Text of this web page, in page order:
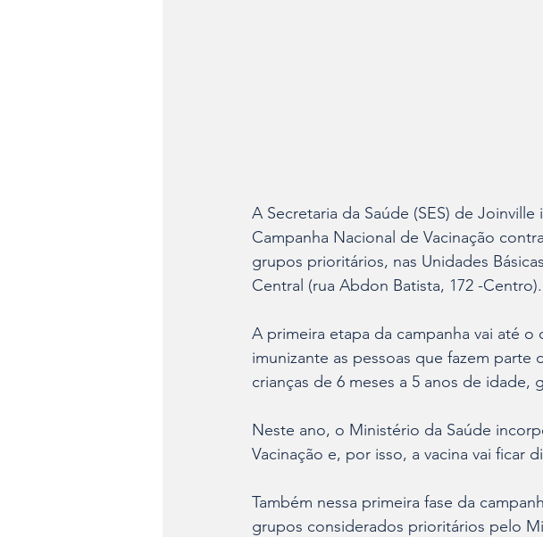
A Secretaria da Saúde (SES) de
Campanha Nacional de Vacinação
grupos prioritários, nas Unidades
Central (rua Abdon Batista, 172 -Centro).
A primeira etapa da campanha vai até
imunizante as pessoas que fazem parte
crianças de 6 meses a 5 anos de idade,
Neste ano, o Ministério da Saúde
Vacinação e, por isso, a vacina vai ficar
Também nessa primeira fase da
grupos considerados prioritários pelo